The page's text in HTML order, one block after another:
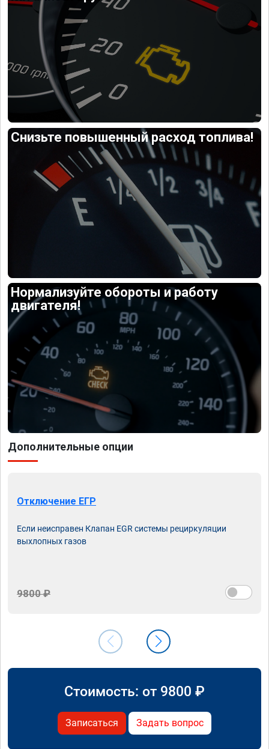
Снизьте повышенный расход топлива!
Нормализуйте обороты и работу
двигателя!
Дополнительные опции
Отключение ЕГР
Если неисправен Клапан EGR системы рециркуляции
выхлопных газов
9800 ₽
Стоимость: от 9800 ₽
Записаться Задать вопрос